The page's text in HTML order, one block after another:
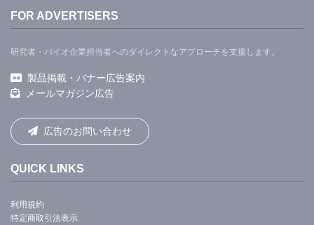
FOR ADVERTISERS
研究者・バイオ企業担当者へのダイレクトなアプローチを支援します。
製品掲載・バナー広告案内
メールマガジン広告
広告のお問い合わせ
QUICK LINKS
利用規約
特定商取引法表示